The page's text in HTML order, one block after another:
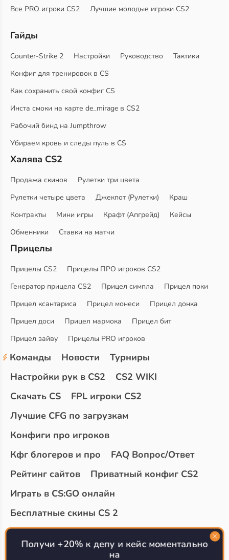
Все PRO игроки CS2
Лучшие молодые игроки CS2
Гайды
Counter-Strike 2 Настройки Руководство
Тактики
Конфиг для тренировок в CS
Как сохранить свой конфиг CS
Инста смоки на карте de_mirage в CS2
Рабочий бинд на Jumpthrow
Убираем кровь и следы пуль в CS
Халява CS2
Продажа скинов
Рулетки три цвета
Рулетки четыре цвета
Джекпот (Рулетки)
Краш
Контракты
Мини игры Крафт (Апгрейд)
Кейсы
Обменники
Ставки на матчи
Прицелы
Прицелы CS2
Прицелы ПРО игроков CS2
Генератор прицела CS2
Прицел симпла
Прицел поки
Прицел ксантариса
Прицел монеси
Прицел донка
Прицел доси
Прицел мармока
Прицел бит
Прицел зайву
Прицелы PRO игроков
Команды Новости
Турниры
Настройки рук в CS2
CS2 WIKI
Скачать CS
FPL игроки CS2
Лучшие CFG по загрузкам
Конфиги про игроков
Кфг блогеров и про
FAQ Вопрос/Ответ
Рейтинг сайтов
Приватный конфиг CS2
Играть в CS:GO онлайн
Бесплатные скины CS 2
Топ сайтов с халявой КС 2
О проекте
Получи +20% к депу и кейс моментально
на